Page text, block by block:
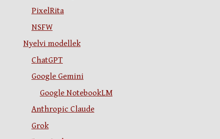
PixelRita
NSFW
Nyelvi modellek
ChatGPT
Google Gemini
Google NotebookLM
Anthropic Claude
Grok